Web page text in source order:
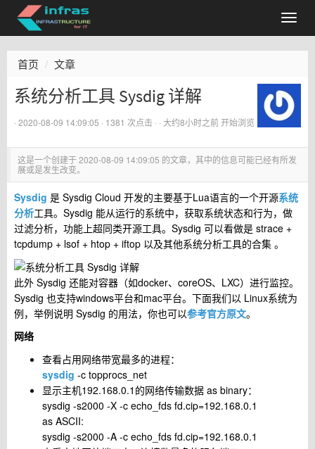
首页 文章
系统分析工具 Sysdig 详解
· 2020-08-09 14:09:05 · 1381 次点击 · · 大约8小时之前开始浏览
这是一个创建于2020-08-09 14:09:05 的文章，其中的信息可能已经有所发
展或是发生改变。
Sysdig 是 Sysdig Cloud 开发的主要基于Lua语言的一个开源系统
分析工具。Sysdig 能从运行的系统中，获取系统状态和行为，做
过滤分析，功能上超同类开源工具。Sysdig 可以看做是 strace +
tcpdump + lsof + htop + iftop 以及其他系统分析工具的合集 。
此外 Sysdig 还能对容器（如docker、coreOS、LXC）进行监控。
Sysdig 也支持windows平台和mac平台。下面我们以 Linux系统为
例，举例说明 Sysdig 的用法，你也可以参考官方原文。
网络
查看占用网络带宽最多的进程：
sysdig -c topprocs_net
显示主机192.168.0.1的网络传输数据 as binary：
sysdig -s2000 -X -c echo_fds fd.cip=192.168.0.1
as ASCII:
sysdig -s2000 -A -c echo_fds fd.cip=192.168.0.1